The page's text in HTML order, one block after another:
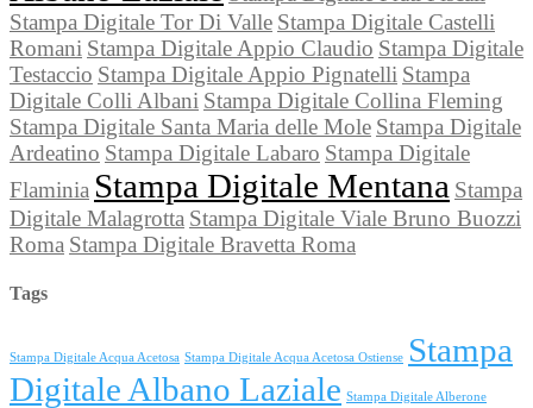
Stampa Digitale Tor Di Valle Stampa Digitale Castelli
Romani Stampa Digitale Appio Claudio Stampa Digitale
Testaccio Stampa Digitale Appio Pignatelli Stampa
Digitale Colli Albani Stampa Digitale Collina Fleming
Stampa Digitale Santa Maria delle Mole Stampa Digitale
Ardeatino Stampa Digitale Labaro Stampa Digitale
Flaminia Stampa Digitale Mentana Stampa
Digitale Malagrotta Stampa Digitale Viale Bruno Buozzi
Roma Stampa Digitale Bravetta Roma
Tags
Stampa Digitale Acqua Acetosa Stampa Digitale Acqua Acetosa Ostiense Stampa
Digitale Albano Laziale Stampa Digitale Alberone